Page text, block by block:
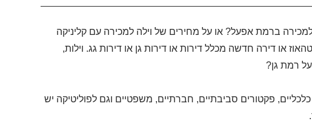
ברמת אפעל? או על מחירים של וילה למכירה עם קליניקה
או דירה חדשה מכלל דירות או דירות גן או דירות גג. וילות,
רמת גן?
פקטורים סביבתיים, חברתיים, משפטיים וגם לפוליטיקה יש